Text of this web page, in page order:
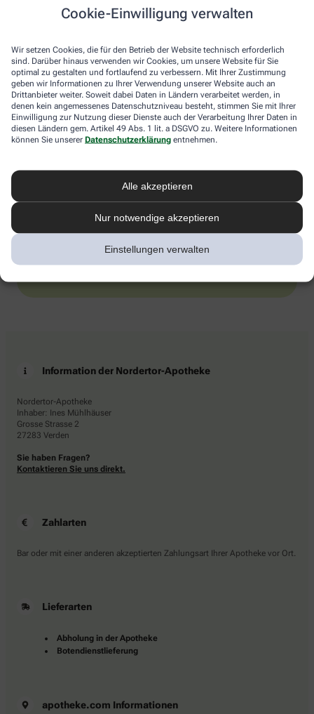
Cookie-Einwilligung verwalten
Wir setzen Cookies, die für den Betrieb der Website technisch erforderlich
sind. Darüber hinaus verwenden wir Cookies, um unsere Website für Sie
optimal zu gestalten und fortlaufend zu verbessern. Mit Ihrer Zustimmung
geben wir Informationen zu Ihrer Verwendung unserer Website auch an
Drittanbieter weiter. Soweit dabei Daten in Ländern verarbeitet werden, in
denen kein angemessenes Datenschutzniveau besteht, stimmen Sie mit Ihrer
Einwilligung zur Nutzung dieser Dienste auch der Verarbeitung Ihrer Daten in
diesen Ländern gem. Artikel 49 Abs. 1 lit. a DSGVO zu. Weitere Informationen
können Sie unserer Datenschutzerklärung entnehmen.
Alle akzeptieren
Nur notwendige akzeptieren
Einstellungen verwalten
Sie
ein
Mensch?
Dann
wählen
Sie
bitte
den
1 2 3
Ich möchte den im Namen meiner Apotheke versandten News-
Service abonnieren, der von der Alliance Healthcare Deutschland
GmbH (AHD) angeboten wird. Hiermit willige ich ein, dass AHD
meine E-Mail-Adresse zum Versand des News-Service
verarbeitet. AHD setzt für den Versand und die Analyse des
Newsletters den Dienstleister Emarsys ein. Die Einwilligung
Datenverarbeitung finden sich in derDatenschutzerklärung
AHD.
31.12.2026. Mindestbestellwert: 50,00 €. Gültig auf das
gesamte Sortiment, ausgeschlossen rezeptpflichtige Produkte.
Information der Nordertor-Apotheke
Nordertor-Apotheke
Inhaber: Ines Mühlhäuser
Grosse Strasse 2
27283 Verden
Sie haben Fragen?
Kontaktieren Sie uns direkt.
Zahlarten
Bar oder mit einer anderen akzeptierten Zahlungsart Ihrer Apotheke vor Ort.
Lieferarten
Abholung in der Apotheke
Botendienstlieferung
apotheke.com Informationen